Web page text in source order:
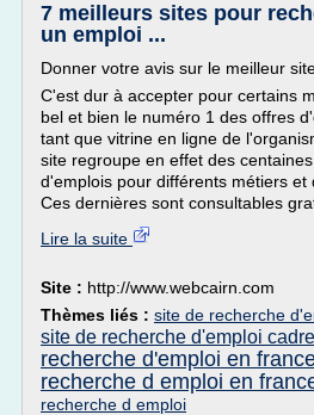
7 meilleurs sites pour
un emploi ...
Donner votre avis sur le meilleur
C'est dur à accepter pour certains
bel et bien le numéro 1 des offres
tant que vitrine en ligne de
site regroupe en effet des
d'emplois pour différents métiers et
Ces dernières sont consultables
Lire la suite
Site : http://www.webcairn.com
Thèmes liés : site de recherche
site de recherche d'emploi cadre
recherche d'emploi en
recherche d emploi en
recherche d emploi